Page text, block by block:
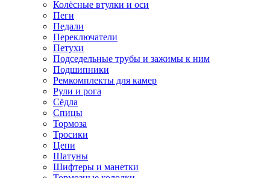
Колёсные втулки и оси
Пеги
Педали
Переключатели
Петухи
Подседельные трубы и зажимы к ним
Подшипники
Ремкомплекты для камер
Рули и рога
Сёдла
Спицы
Тормоза
Тросики
Цепи
Шатуны
Шифтеры и манетки